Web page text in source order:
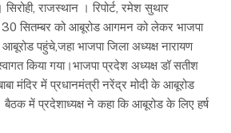
सिरोही, राजस्थान । रिपोर्ट, रमेश सुथार
30 सितम्बर को आबूरोड आगमन को लेकर भाजपा
पहुंचे,जहा भाजपा जिला अध्यक्ष नारायण
किया गया।भाजपा प्रदेश अध्यक्ष डॉ सतीश
मंदिर में प्रधानमंत्री नरेंद्र मोदी के आबूरोड
में प्रदेशाध्यक्ष ने कहा कि आबूरोड के लिए हर्ष